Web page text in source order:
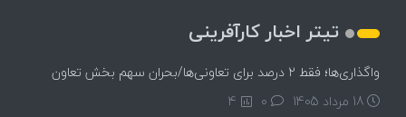
تیتر اخبار کارآفرینی
واگذاری‌ها؛ فقط ۲ درصد برای تعاونی‌ها/بحران سهم بخش تعاون
18 مرداد 1405
4